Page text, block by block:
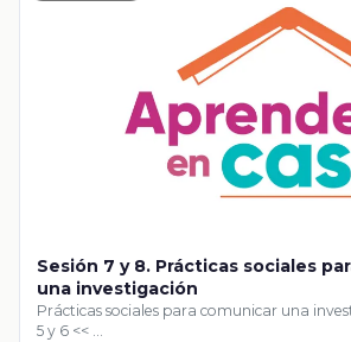
Sesión 7 y 8. Prácticas sociales
una investigación
Prácticas sociales para comunicar una
5 y 6 << …